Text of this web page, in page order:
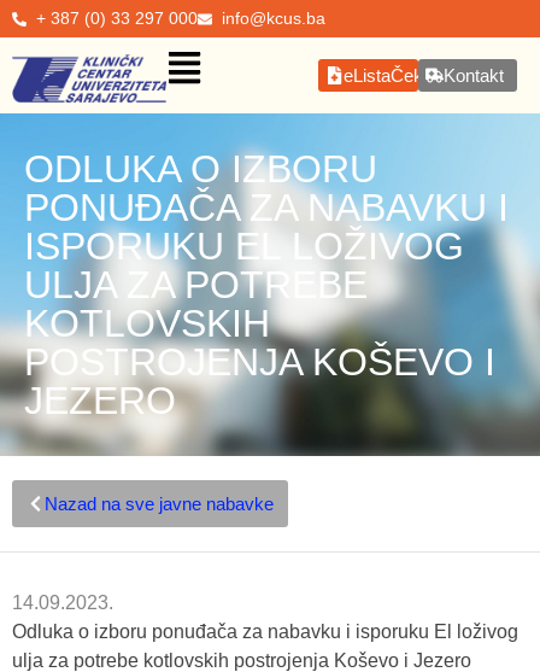
+ 387 (0) 33 297 000 info@kcus.ba
eListaČekanjaKontakt
ODLUKA O IZBORU
PONUĐAČA ZA NABAVKU I
ISPORUKU EL LOŽIVOG
ULJA ZA POTREBE
KOTLOVSKIH
POSTROJENJA KOŠEVO I
JEZERO
Nazad na sve javne nabavke
14.09.2023.
Odluka o izboru ponuđača za nabavku i isporuku El loživog
ulja za potrebe kotlovskih postrojenja Koševo i Jezero